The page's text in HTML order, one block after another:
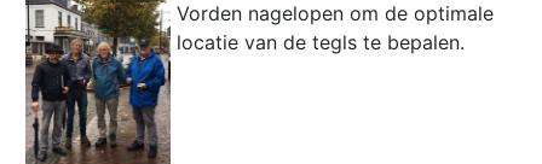
Vorden nagelopen om de optimale
locatie van de tegls te bepalen.